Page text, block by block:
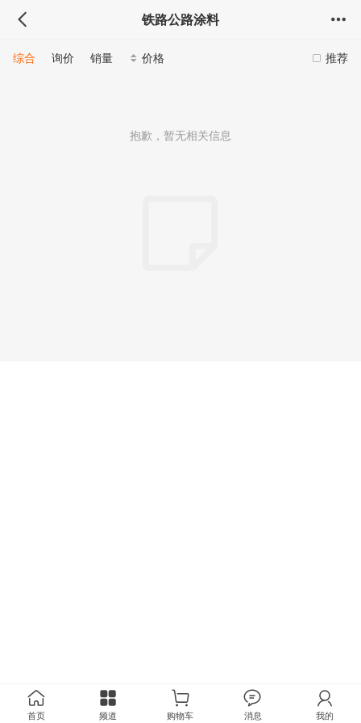
铁路公路涂料
推荐
综合 询价 销量 价格
抱歉，暂无相关信息
首页 频道 购物车 消息 我的